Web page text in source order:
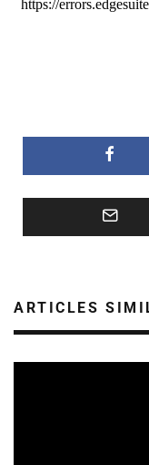
ARTICLES